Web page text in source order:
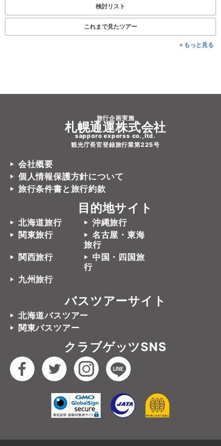
検討リスト
これまで見たツアー
＋もっと見る
旅行企画実施
札幌通運株式会社
sapporo experss co.,ltd.
観光庁長官登録旅行業第225号
会社概要
個人情報保護方針について
旅行条件書と旅行約款
目的地サイト
北海道旅行
沖縄旅行
関東旅行
名古屋・東海
旅行
関西旅行
中国・四国旅
行
九州旅行
バスツアーサイト
北海道バスツアー
関東バスツアー
クラブゲッツSNS